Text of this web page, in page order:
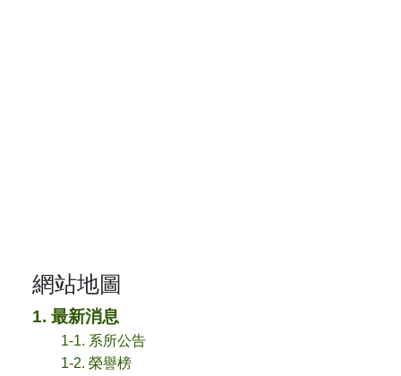
網站地圖
1. 最新消息
1-1. 系所公告
1-2. 榮譽榜